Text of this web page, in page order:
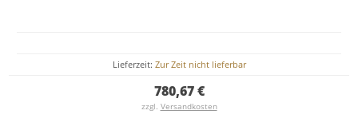
Lieferzeit: Zur Zeit nicht lieferbar
780,67 €
zzgl. Versandkosten